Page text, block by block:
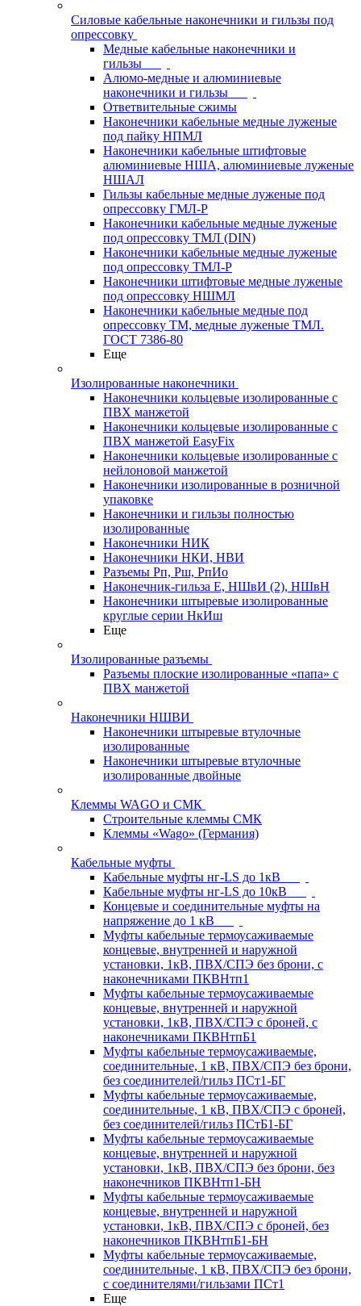
Силовые кабельные наконечники и гильзы под
опрессовку
Медные кабельные наконечники и
гильзы
Алюмо-медные и алюминиевые
наконечники и гильзы
Ответвительные сжимы
Наконечники кабельные медные луженые
под пайку НПМЛ
Наконечники кабельные штифтовые
алюминиевые НША, алюминиевые луженые
НШАЛ
Гильзы кабельные медные луженые под
опрессовку ГМЛ-Р
Наконечники кабельные медные луженые
под опрессовку ТМЛ (DIN)
Наконечники кабельные медные луженые
под опрессовку ТМЛ-Р
Наконечники штифтовые медные луженые
под опрессовку НШМЛ
Наконечники кабельные медные под
опрессовку ТМ, медные луженые ТМЛ.
ГОСТ 7386-80
Еще
Изолированные наконечники
Наконечники кольцевые изолированные с
ПВХ манжетой
Наконечники кольцевые изолированные с
ПВХ манжетой EasyFix
Наконечники кольцевые изолированные с
нейлоновой манжетой
Наконечники изолированные в розничной
упаковке
Наконечники и гильзы полностью
изолированные
Наконечники НИК
Наконечники НКИ, НВИ
Разъемы Рп, Рш, РпИо
Наконечник-гильза Е, НШвИ (2), НШвН
Наконечники штыревые изолированные
круглые серии НкИш
Еще
Изолированные разъемы
Разъемы плоские изолированные «папа» с
ПВХ манжетой
Наконечники НШВИ
Наконечники штыревые втулочные
изолированные
Наконечники штыревые втулочные
изолированные двойные
Клеммы WAGO и СМК
Строительные клеммы СМК
Клеммы «Wago» (Германия)
Кабельные муфты
Кабельные муфты нг-LS до 1кВ
Кабельные муфты нг-LS до 10кВ
Концевые и соединительные муфты на
напряжение до 1 кВ
Муфты кабельные термоусаживаемые
концевые, внутренней и наружной
установки, 1кВ, ПВХ/СПЭ без брони, с
наконечниками ПКВНтп1
Муфты кабельные термоусаживаемые
концевые, внутренней и наружной
установки, 1кВ, ПВХ/СПЭ с броней, с
наконечниками ПКВНтпБ1
Муфты кабельные термоусаживаемые,
соединительные, 1 кВ, ПВХ/СПЭ без брони,
без соединителей/гильз ПСт1-БГ
Муфты кабельные термоусаживаемые,
соединительные, 1 кВ, ПВХ/СПЭ с броней,
без соединителей/гильз ПСтБ1-БГ
Муфты кабельные термоусаживаемые
концевые, внутренней и наружной
установки, 1кВ, ПВХ/СПЭ без брони, без
наконечников ПКВНтп1-БН
Муфты кабельные термоусаживаемые
концевые, внутренней и наружной
установки, 1кВ, ПВХ/СПЭ с броней, без
наконечников ПКВНтпБ1-БН
Муфты кабельные термоусаживаемые,
соединительные, 1 кВ, ПВХ/СПЭ без брони,
с соединителями/гильзами ПСт1
Еще